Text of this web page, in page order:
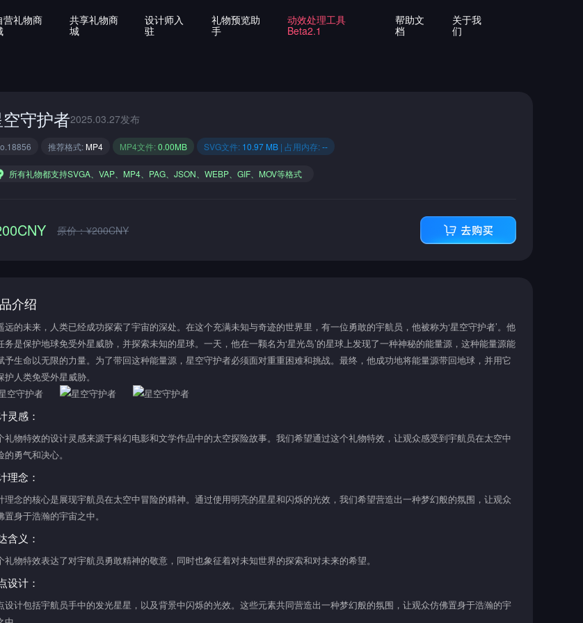
营礼物商
共享礼物商
城
设计师入
驻
礼物预览助
手
动效处理工具
Beta2.1
帮助文
档
关于我
们
守护者2025.03.27发布
推荐格式: MP4 MP4文件:0.00MB SVG文件: 10.97 MB | 占用内存:--
所有礼物都支持SVGA、VAP、MP4、PAG、JSON、WEBP、GIF、MOV等格式
原价：¥200CNY
介绍
远的未来，人类已经成功探索了宇宙的深处。在这个充满未知与奇迹的世界里，有一位勇敢的宇航员，他被称为‘星空守护者’。他
务是保护地球免受外星威胁，并探索未知的星球。一天，他在一颗名为‘星光岛’的星球上发现了一种神秘的能量源，这种能量源能
予生命以无限的力量。为了带回这种能量源，星空守护者必须面对重重困难和挑战。最终，他成功地将能量源带回地球，并用它
护人类免受外星威胁。
灵感：
礼物特效的设计灵感来源于科幻电影和文学作品中的太空探险故事。我们希望通过这个礼物特效，让观众感受到宇航员在太空中
的勇气和决心。
理念：
理念的核心是展现宇航员在太空中冒险的精神。通过使用明亮的星星和闪烁的光效，我们希望营造出一种梦幻般的氛围，让观众
置身于浩瀚的宇宙之中。
含义：
礼物特效表达了对宇航员勇敢精神的敬意，同时也象征着对未知世界的探索和对未来的希望。
设计：
设计包括宇航员手中的发光星星，以及背景中闪烁的光效。这些元素共同营造出一种梦幻般的氛围，让观众仿佛置身于浩瀚的宇